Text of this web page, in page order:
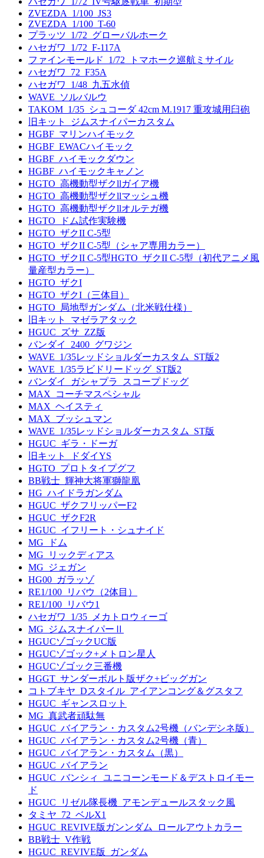
ZVEZDA_1/100_JS3
ZVEZDA_1/100_T-60
プラッツ_1/72_グローバルホーク
ハセガワ_1/72_F-117A
ファインモールド_1/72_トマホーク巡航ミサイル
ハセガワ_72_F35A
ハセガワ_1/48_九五水偵
WAVE_ソルバルウ
TAKOM_1/35_シュコーダ 42cm M.1917 重攻城用臼砲
旧キット_ジムスナイパーカスタム
HGBF_マリンハイモック
HGBF_EWACハイモック
HGBF_ハイモックダウン
HGBF_ハイモックキャノン
HGTO_高機動型ザクllガイア機
HGTO_高機動型ザクllマッシュ機
HGTO_高機動型ザクllオルテガ機
HGTO_ドム試作実験機
HGTO_ザクII C-5型
HGTO_ザクII C-5型（シャア専用カラー）
HGTO_ザクII C-5型HGTO_ザクII C-5型（初代アニメ風
量産型カラー）
HGTO_ザクI
HGTO_ザクI（三体目）
HGTO_局地型ガンダム（北米戦仕様）
旧キット_マゼラアタック
HGUC_ズサ_ZZ版
バンダイ_2400_グワジン
WAVE_1/35レッドショルダーカスタム_ST版2
WAVE_1/35ラビドリードッグ_ST版2
バンダイ_ガシャプラ_スコープドッグ
MAX_コーチマスペシャル
MAX_ヘイスティ
MAX_ブッシュマン
WAVE_1/35レッドショルダーカスタム_ST版
HGUC_ギラ・ドーガ
旧キット_ドダイYS
HGTO_プロトタイプグフ
BB戦士_輝神大将軍獅龍凰
HG_ハイドラガンダム
HGUC_ザクフリッパーF2
HGUC_ザクF2R
HGUC_イフリート・シュナイド
MG_ドム
MG_リックディアス
MG_ジェガン
HG00_ガラッゾ
RE1/100_リバウ（2体目）
RE1/100_リバウ1
ハセガワ_1/35_メカトロウィーゴ
MG_ジムスナイパーⅡ
HGUCゾゴックUC版
HGUCゾゴック+メトロン星人
HGUCゾゴック三番機
HGGT_サンダーボルト版ザク+ビッグガン
コトブキヤ_Dスタイル_アイアンコング＆グスタフ
HGUC_ギャンスロット
MG_真武者頑駄無
HGUC_バイアラン・カスタム2号機（バンデシネ版）
HGUC_バイアラン・カスタム2号機（青）
HGUC_バイアラン・カスタム（黒）
HGUC_バイアラン
HGUC_バンシィ_ユニコーンモード＆デストロイモー
ド
HGUC_リゼル隊長機_アモンデュールスタック風
タミヤ_72_ベルX1
HGUC_REVIVE版ガンンダム_ロールアウトカラー
BB戦士_V作戦
HGUC_REVIVE版_ガンダム